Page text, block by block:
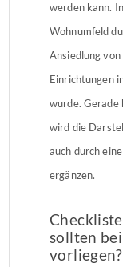
werden kann.
Wohnumfeld
Ansiedlung
Einrichtungen
wurde. Gerade
wird die
auch durch
ergänzen.
sollten
vorliegen?